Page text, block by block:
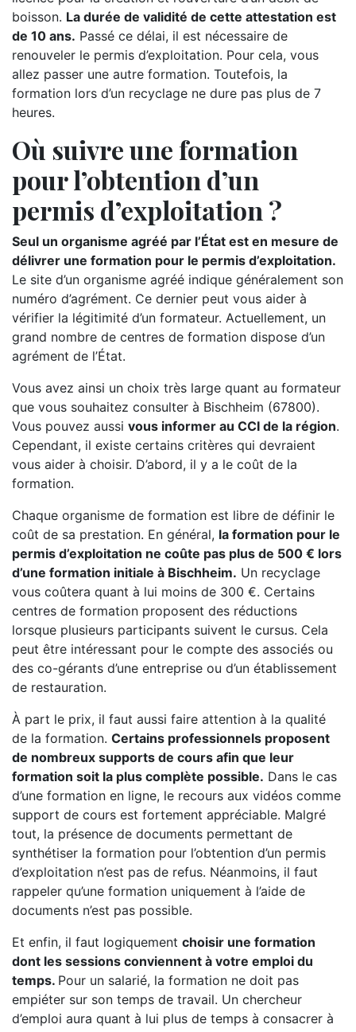
boisson. La durée de validité de cette attestation est
de 10 ans. Passé ce délai, il est nécessaire de
renouveler le permis d’exploitation. Pour cela, vous
allez passer une autre formation. Toutefois, la
formation lors d’un recyclage ne dure pas plus de 7
heures.
Où suivre une formation
pour l’obtention d’un
permis d’exploitation ?
Seul un organisme agréé par l’État est en mesure de
délivrer une formation pour le permis d’exploitation.
Le site d’un organisme agréé indique généralement son
numéro d’agrément. Ce dernier peut vous aider à
vérifier la légitimité d’un formateur. Actuellement, un
grand nombre de centres de formation dispose d’un
agrément de l’État.
Vous avez ainsi un choix très large quant au formateur
que vous souhaitez consulter à Bischheim (67800).
Vous pouvez aussi vous informer au CCI de la région.
Cependant, il existe certains critères qui devraient
vous aider à choisir. D’abord, il y a le coût de la
formation.
Chaque organisme de formation est libre de définir le
coût de sa prestation. En général, la formation pour le
permis d’exploitation ne coûte pas plus de 500 € lors
d’une formation initiale à Bischheim. Un recyclage
vous coûtera quant à lui moins de 300 €. Certains
centres de formation proposent des réductions
lorsque plusieurs participants suivent le cursus. Cela
peut être intéressant pour le compte des associés ou
des co-gérants d’une entreprise ou d’un établissement
de restauration.
À part le prix, il faut aussi faire attention à la qualité
de la formation. Certains professionnels proposent
de nombreux supports de cours afin que leur
formation soit la plus complète possible. Dans le cas
d’une formation en ligne, le recours aux vidéos comme
support de cours est fortement appréciable. Malgré
tout, la présence de documents permettant de
synthétiser la formation pour l’obtention d’un permis
d’exploitation n’est pas de refus. Néanmoins, il faut
rappeler qu’une formation uniquement à l’aide de
documents n’est pas possible.
Et enfin, il faut logiquement choisir une formation
dont les sessions conviennent à votre emploi du
temps. Pour un salarié, la formation ne doit pas
empiéter sur son temps de travail. Un chercheur
d’emploi aura quant à lui plus de temps à consacrer à